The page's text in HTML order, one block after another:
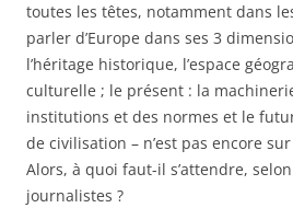
toutes les têtes, notamment dans
parler d’Europe dans ses 3
l’héritage historique, l’espace
culturelle ; le présent : la
institutions et des normes et le
de civilisation – n’est pas encore
Alors, à quoi faut-il s’attendre,
journalistes ?